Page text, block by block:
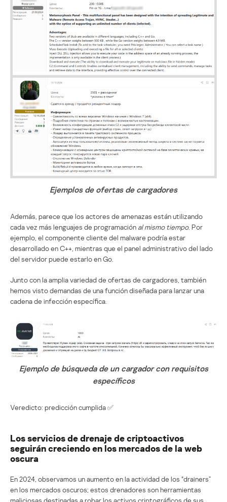
Ejemplos de ofertas de cargadores
Además, parece que los actores de amenazas están utilizando
cada vez más lenguajes de programación al mismo tiempo. Por
ejemplo, el componente cliente del malware podría estar
desarrollado en C++, mientras que el panel administrativo del lado
del servidor puede estarlo en Go.
Junto con la amplia variedad de ofertas de cargadores, también
hemos visto demandas de una función diseñada para lanzar una
cadena de infección específica.
Ejemplo de búsqueda de un cargador con requisitos
específicos
Veredicto: predicción cumplida ✅
Los servicios de drenaje de criptoactivos
seguirán creciendo en los mercados de la web
oscura
En 2024, observamos un aumento en la actividad de los “drainers”
en los mercados oscuros; estos drenadores son herramientas